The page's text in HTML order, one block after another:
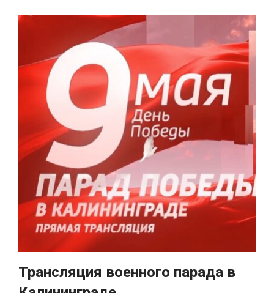
Трансляция военного парада в